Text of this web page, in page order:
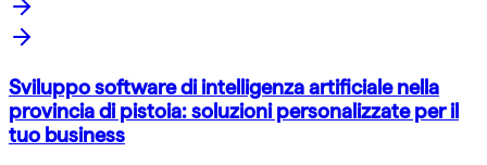
Sviluppo software di intelligenza artificiale nella
provincia di pistoia: soluzioni personalizzate per il
tuo business